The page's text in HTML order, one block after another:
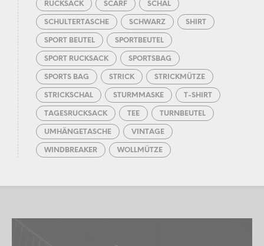
RUCKSACK SCARF SCHAL
SCHULTERTASCHE SCHWARZ SHIRT
SPORT BEUTEL SPORTBEUTEL
SPORT RUCKSACK SPORTSBAG
SPORTS BAG STRICK STRICKMÜTZE
STRICKSCHAL STURMMASKE T-SHIRT
TAGESRUCKSACK TEE TURNBEUTEL
UMHÄNGETASCHE VINTAGE
WINDBREAKER WOLLMÜTZE